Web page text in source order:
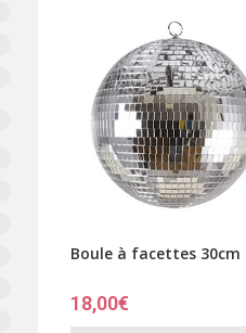
Boule à facettes 30cm
18,00€